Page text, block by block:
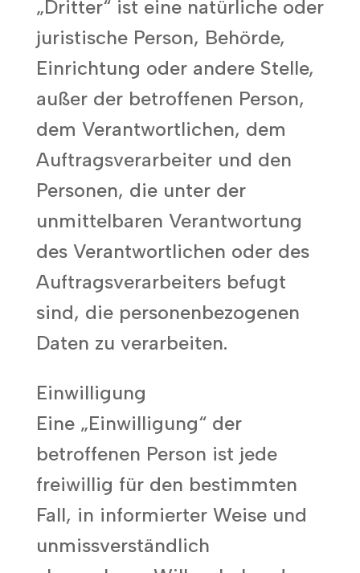
„Dritter“ ist eine natürliche oder
juristische Person, Behörde,
Einrichtung oder andere Stelle,
außer der betroffenen Person,
dem Verantwortlichen, dem
Auftragsverarbeiter und den
Personen, die unter der
unmittelbaren Verantwortung
des Verantwortlichen oder des
Auftragsverarbeiters befugt
sind, die personenbezogenen
Daten zu verarbeiten.
Einwilligung
Eine „Einwilligung“ der
betroffenen Person ist jede
freiwillig für den bestimmten
Fall, in informierter Weise und
unmissverständlich